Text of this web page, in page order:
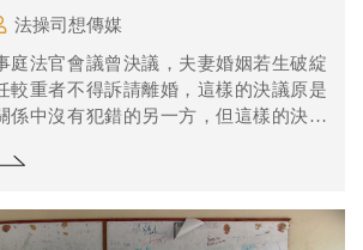
法操司想傳媒
庭法官會議曾決議，夫妻婚姻若生破綻
較重者不得訴請離婚，這樣的決議原是
係中沒有犯錯的另一方，但這樣的決議
而另一方卻不允許，長久下來兩人的關